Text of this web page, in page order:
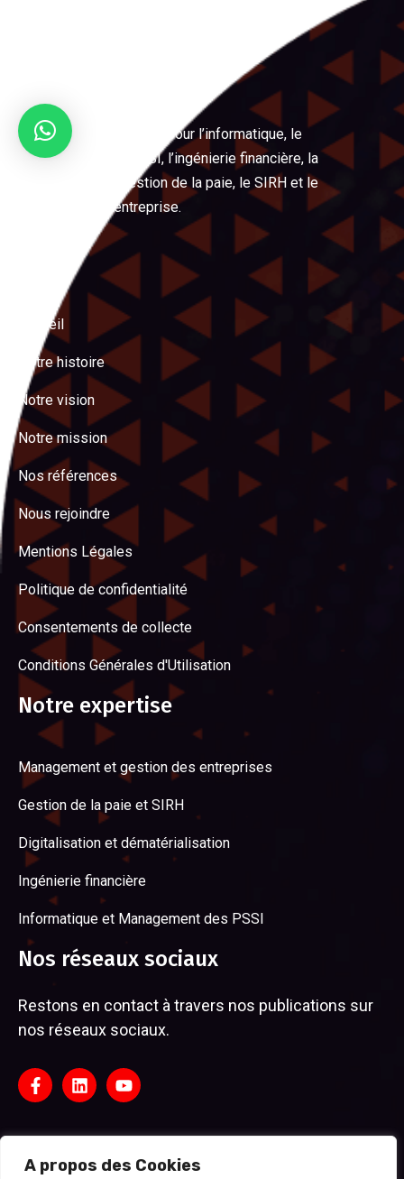
A propos des Cookies
Votre partenaire expert pour l’informatique, le
management, les PSSI, l’ingénierie financière, la
digitalisation, la gestion de la paie, le SIRH et le
management d’entreprise.
Accueil
Notre histoire
Notre vision
Notre mission
Nos références
Nous rejoindre
Mentions Légales
Politique de confidentialité
Consentements de collecte
Conditions Générales d'Utilisation
Notre expertise
Management et gestion des entreprises
Gestion de la paie et SIRH
Digitalisation et dématérialisation
Ingénierie financière
Informatique et Management des PSSI
Nos réseaux sociaux
Restons en contact à travers nos publications sur
nos réseaux sociaux.